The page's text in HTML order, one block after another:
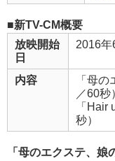
■新TV-CM概要
放映開始
日
2016年
内容
「母
／60秒
「
秒）
「母のエクステ、娘